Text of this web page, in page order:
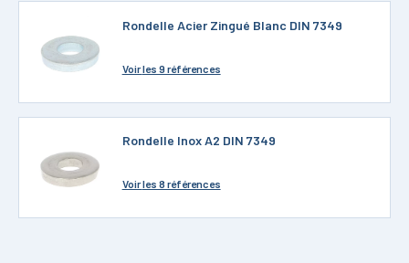
Rondelle Acier Zingué Blanc DIN 7349
Voirles 9 références
Rondelle Inox A2 DIN 7349
Voirles 8 références